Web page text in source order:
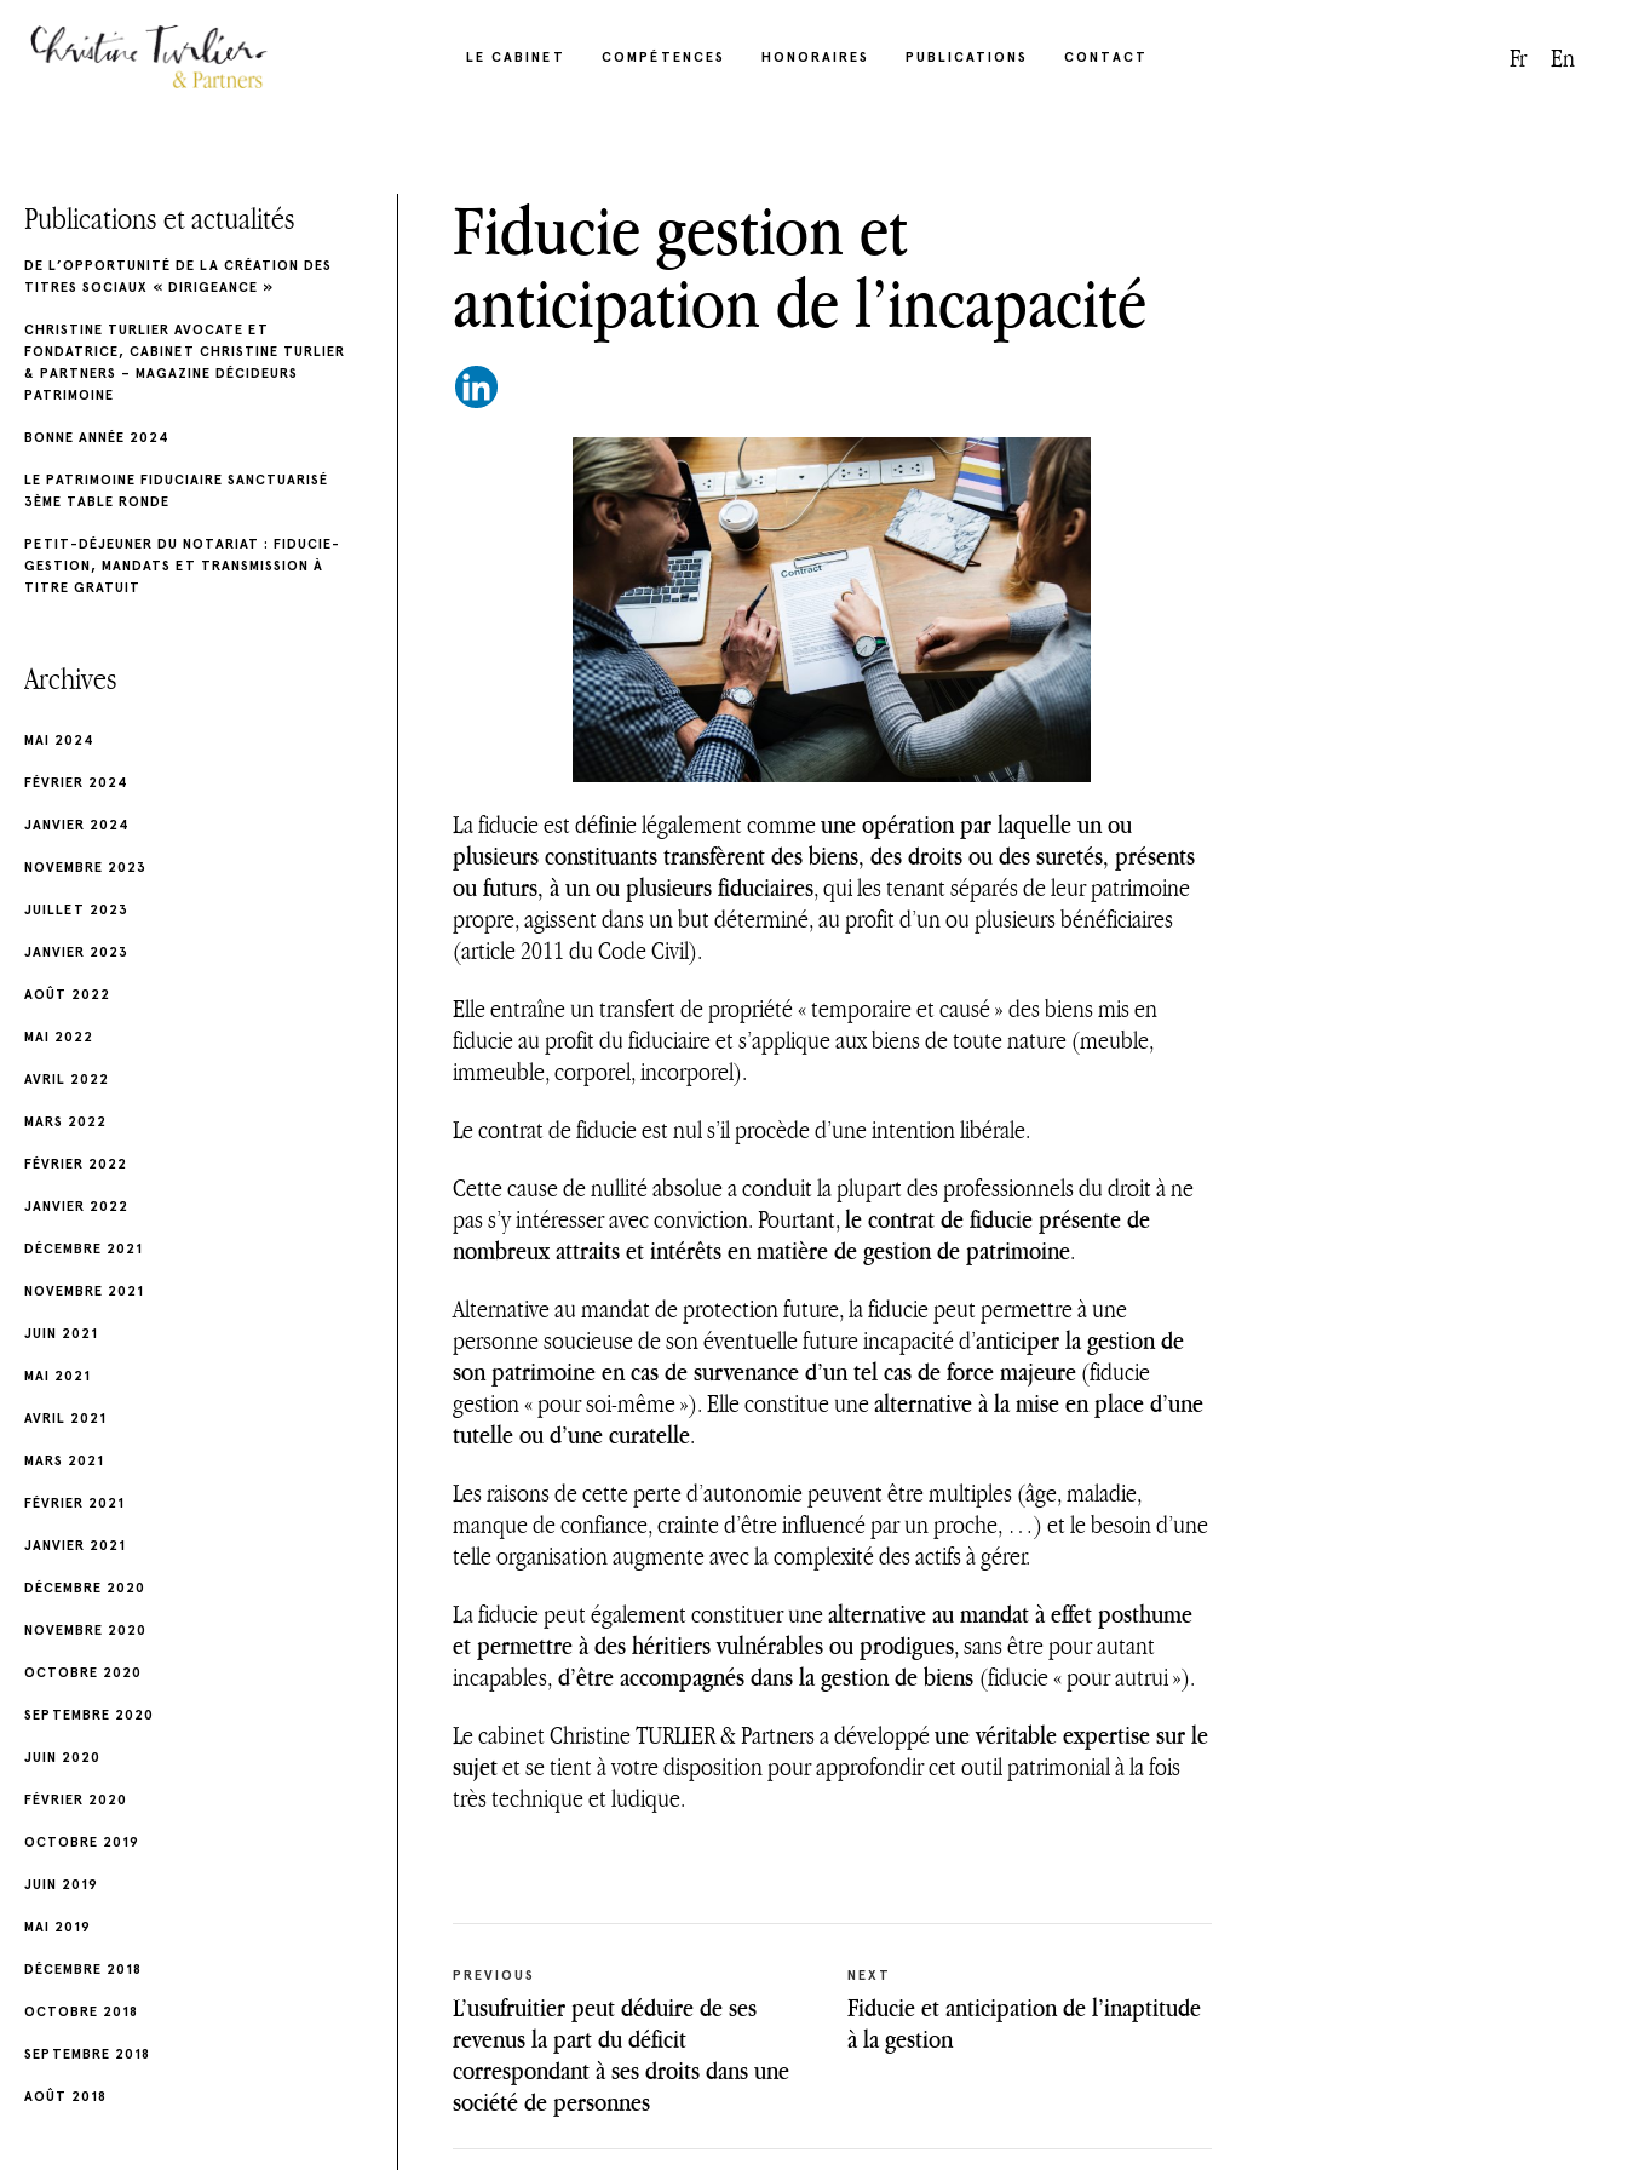
LE CABINET COMPÉTENCES HONORAIRES PUBLICATIONS CONTACT Fr En
Fiducie gestion et
anticipation de l’incapacité
La fiducie est définie légalement commeune opération par laquelle un ou
plusieurs constituants transfèrent des biens, des droits ou des suretés, présents
ou futurs, à un ou plusieurs fiduciaires, qui les tenant séparés de leur patrimoine
propre, agissent dans un but déterminé, au profit d’un ou plusieurs bénéficiaires
(article 2011 du Code Civil).
Elle entraîne un transfert de propriété « temporaire et causé » des biens mis en
fiducie au profit du fiduciaire et s’applique aux biens de toute nature (meuble,
immeuble, corporel, incorporel).
Le contrat de fiducie est nul s’il procède d’une intention libérale.
Cette cause de nullité absolue a conduit la plupart des professionnels du droit à ne
pas s’y intéresser avec conviction. Pourtant,le contrat de fiducie présente de
nombreux attraits et intérêts en matière de gestion de patrimoine.
Alternative au mandat de protection future, la fiducie peut permettre à une
personne soucieuse de son éventuelle future incapacité d’anticiper la gestion de
son patrimoine en cas de survenance d’un tel cas de force majeure(fiducie
gestion « pour soi-même »). Elle constitue unealternative à la mise en place d’une
tutelle ou d’une curatelle.
Les raisons de cette perte d’autonomie peuvent être multiples (âge, maladie,
manque de confiance, crainte d’être influencé par un proche, …) et le besoin d’une
telle organisation augmente avec la complexité des actifs à gérer.
La fiducie peut également constituer unealternative au mandat à effet posthume
et permettre à des héritiers vulnérables ou prodigues, sans être pour autant
incapables,d’être accompagnés dans la gestion de biens (fiducie « pour autrui »).
Le cabinet Christine TURLIER & Partners a développéune véritable expertise sur le
sujetet se tient à votre disposition pour approfondir cet outil patrimonial à la fois
très technique et ludique.
Navigation
de
l’article
PREVIOUS
post:
L’usufruitier peut déduire de ses
revenus la part du déficit
correspondant à ses droits dans une
société de personnes
NEXT
post:
Fiducie et anticipation de l’inaptitude
à la gestion
Publications et actualités
DE L’OPPORTUNITÉ DE LA CRÉATION DES
TITRES SOCIAUX « DIRIGEANCE »
CHRISTINE TURLIER AVOCATE ET
FONDATRICE, CABINET CHRISTINE TURLIER
& PARTNERS – MAGAZINE DÉCIDEURS
PATRIMOINE
BONNE ANNÉE 2024
LE PATRIMOINE FIDUCIAIRE SANCTUARISÉ
3ÈME TABLE RONDE
PETIT-DÉJEUNER DU NOTARIAT : FIDUCIE-
GESTION, MANDATS ET TRANSMISSION À
TITRE GRATUIT
Archives
MAI 2024
FÉVRIER 2024
JANVIER 2024
NOVEMBRE 2023
JUILLET 2023
JANVIER 2023
AOÛT 2022
MAI 2022
AVRIL 2022
MARS 2022
FÉVRIER 2022
JANVIER 2022
DÉCEMBRE 2021
NOVEMBRE 2021
JUIN 2021
MAI 2021
AVRIL 2021
MARS 2021
FÉVRIER 2021
JANVIER 2021
DÉCEMBRE 2020
NOVEMBRE 2020
OCTOBRE 2020
SEPTEMBRE 2020
JUIN 2020
FÉVRIER 2020
OCTOBRE 2019
JUIN 2019
MAI 2019
DÉCEMBRE 2018
OCTOBRE 2018
SEPTEMBRE 2018
AOÛT 2018